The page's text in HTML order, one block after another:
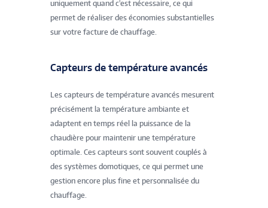
uniquement quand c'est nécessaire, ce qui
permet de réaliser des économies substantielles
sur votre facture de chauffage.
Capteurs de température avancés
Les capteurs de température avancés mesurent
précisément la température ambiante et
adaptent en temps réel la puissance de la
chaudière pour maintenir une température
optimale. Ces capteurs sont souvent couplés à
des systèmes domotiques, ce qui permet une
gestion encore plus fine et personnalisée du
chauffage.